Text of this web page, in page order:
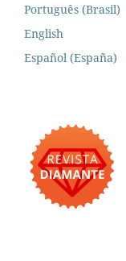
Português (Brasil)
English
Español (España)